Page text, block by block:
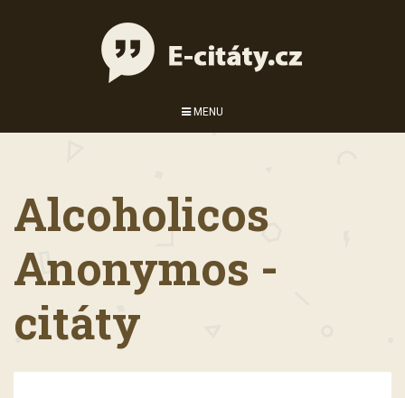
MENU
Alcoholicos
Anonymos -
citáty